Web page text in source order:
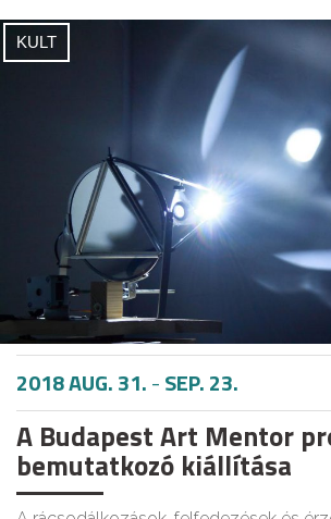
KULT
2018 AUG. 31.-SEP. 23.
A Budapest Art Mentor
bemutatkozó kiállítása